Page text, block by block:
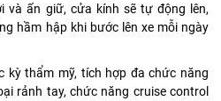
và ấn giữ, cửa kính sẽ tự động lên,
hầm hập khi bước lên xe mỗi ngày
kỳ thẩm mỹ, tích hợp đa chức năng
rảnh tay, chức năng cruise control